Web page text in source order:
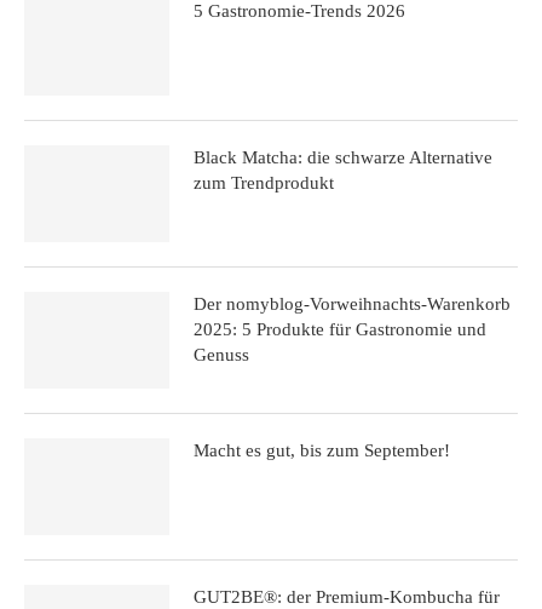
5 Gastronomie-Trends 2026
Black Matcha: die schwarze Alternative
zum Trendprodukt
Der nomyblog-Vorweihnachts-Warenkorb
2025: 5 Produkte für Gastronomie und
Genuss
Macht es gut, bis zum September!
GUT2BE®: der Premium-Kombucha für